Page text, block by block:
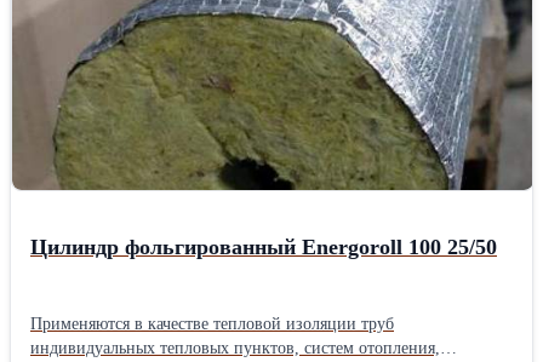
Цилиндр фольгированный Energoroll 100 25/50
Применяются в качестве тепловой изоляции труб
индивидуальных тепловых пунктов, систем отопления,